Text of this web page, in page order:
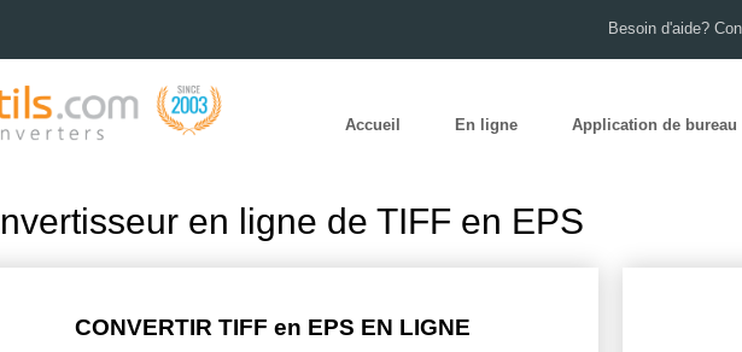
Besoin d'aide?
Accueil En ligne Application de bureau
en ligne de TIFF en EPS
CONVERTIR TIFF en EPS EN LIGNE